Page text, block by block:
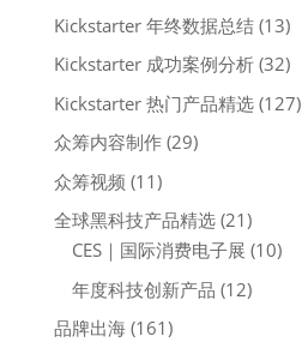
Kickstarter 年终数据总结(13)
Kickstarter 成功案例分析(32)
Kickstarter 热门产品精选(127)
众筹内容制作(29)
众筹视频 (11)
全球黑科技产品精选(21)
CES｜国际消费电子展 (10)
年度科技创新产品 (12)
品牌出海(161)